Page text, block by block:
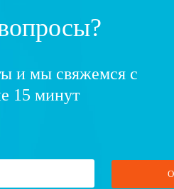
и мы свяжемся с
15 минут